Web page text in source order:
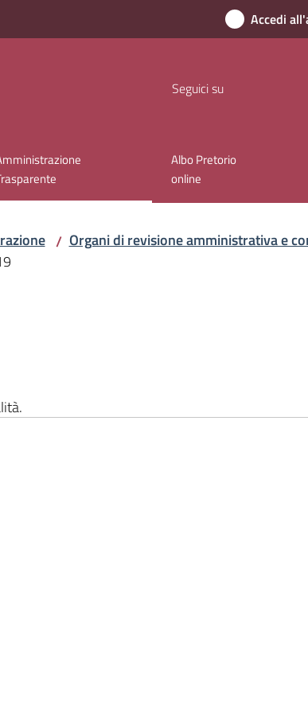
Accedi
Seguici su
selezionato
Albo Pretorio
online
/ Organi di revisione amministrativa e